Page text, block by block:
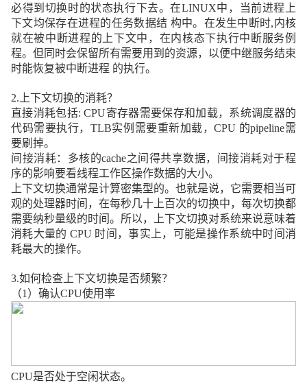
必得到切换时的状态执行下去。在LINUX中，当前进程上
下文均保存在进程的任务数据结 构中。在发生中断时,内核
就在被中断进程的上下文中，在内核态下执行中断服务例
程。但同时会保留所有需要用到的资源，以便中继服务结束
时能恢复被中断进程 的执行。
2. 上下文切换的消耗？
直接消耗包括: CPU寄存器需要保存和加载，系统调度器的
代码需要执行， TLB实例需要重新加载，CPU 的pipeline需
要刷掉。
间接消耗：多核的cache之间得共享数据，间接消耗对于程
序的影响要看线程工作区操作数据的大小。
上下文切换通常是计算密集型的。也就是说，它需要相当可
观的处理器时间，在每秒几十上百次的切换中，每次切换都
需要纳秒量级的时间。所以，上下文切换对系统来说意味着
消耗大量的 CPU 时间，事实上，可能是操作系统中时间消
耗最大的操作。
3.如何检查上下文切换是否频繁？
（1 ）确认CPU使用率
CPU是否处于空闲状态。